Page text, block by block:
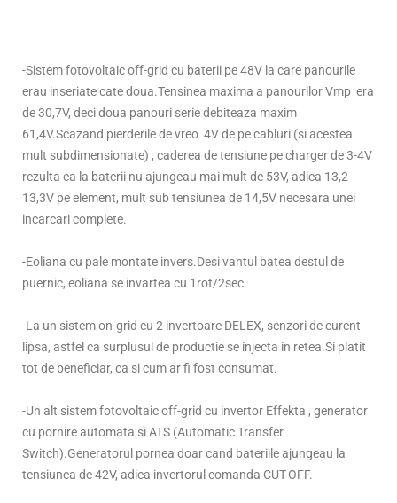
-Sistem fotovoltaic off-grid cu baterii pe 48V la care panourile
erau inseriate cate doua.Tensinea maxima a panourilor Vmp era
de 30,7V, deci doua panouri serie debiteaza maxim
61,4V.Scazand pierderile de vreo 4V de pe cabluri (si acestea
mult subdimensionate) , caderea de tensiune pe charger de 3-4V
rezulta ca la baterii nu ajungeau mai mult de 53V, adica 13,2-
13,3V pe element, mult sub tensiunea de 14,5V necesara unei
incarcari complete.
-Eoliana cu pale montate invers.Desi vantul batea destul de
puernic, eoliana se invartea cu 1rot/2sec.
-La un sistem on-grid cu 2 invertoare DELEX, senzori de curent
lipsa, astfel ca surplusul de productie se injecta in retea.Si platit
tot de beneficiar, ca si cum ar fi fost consumat.
-Un alt sistem fotovoltaic off-grid cu invertor Effekta , generator
cu pornire automata si ATS (Automatic Transfer
Switch).Generatorul pornea doar cand bateriile ajungeau la
tensiunea de 42V, adica invertorul comanda CUT-OFF.